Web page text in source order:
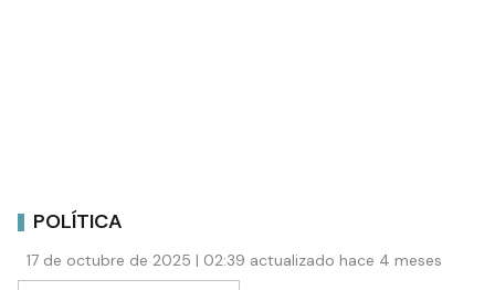
POLÍTICA
17 de octubre de 2025 | 02:39 actualizado hace 4 meses